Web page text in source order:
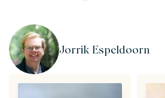
Jorrik Espeldoorn